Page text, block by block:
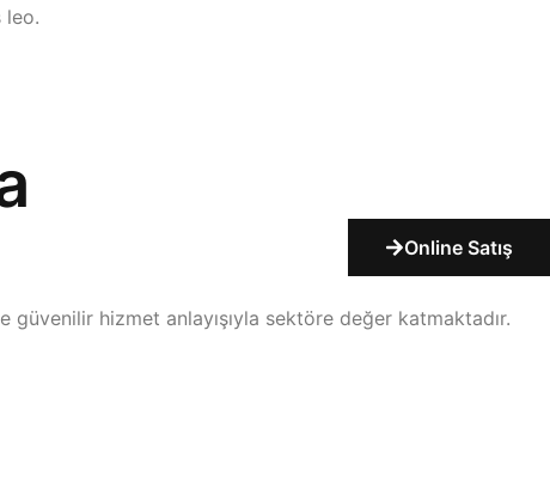
leo.
Online Satış
hizmet anlayışıyla sektöre değer katmaktadır.